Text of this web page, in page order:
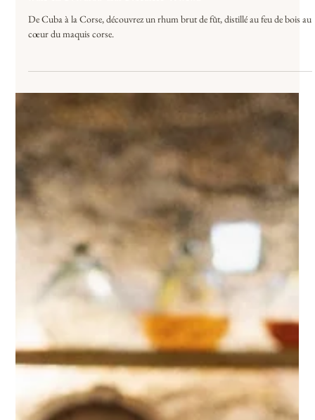
De Cuba à la Corse, découvrez un rhum brut de fût, distillé au feu de bois au
cœur du maquis corse.